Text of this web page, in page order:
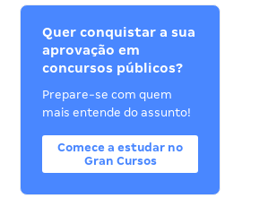
Quer conquistar a sua
aprovação em
concursos públicos?
Prepare-se com quem
mais entende do assunto!
Comece a estudar no
Gran Cursos